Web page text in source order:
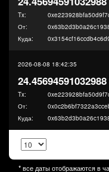
Tx:
От:
Куда:
2026-08-08 18:42:35
Tx:
От:
Куда:
* все даты отображаются в